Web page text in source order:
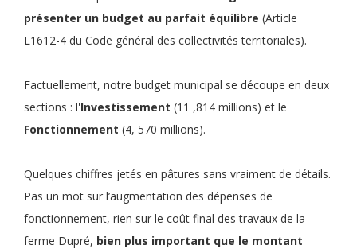
présenter un budget au parfait équilibre (Article
L1612-4 du Code général des collectivités territoriales).
Factuellement, notre budget municipal se découpe en deux
sections : l'Investissement (11 ,814 millions) et le
Fonctionnement (4, 570 millions).
Quelques chiffres jetés en pâtures sans vraiment de détails.
Pas un mot sur l’augmentation des dépenses de
fonctionnement, rien sur le coût final des travaux de la
ferme Dupré, bien plus important que le montant